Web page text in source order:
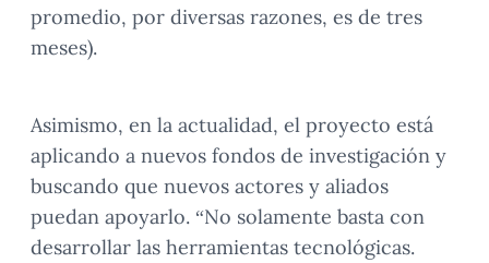
promedio, por diversas razones, es de tres
meses).
Asimismo, en la actualidad, el proyecto está
aplicando a nuevos fondos de investigación y
buscando que nuevos actores y aliados
puedan apoyarlo. “No solamente basta con
desarrollar las herramientas tecnológicas.